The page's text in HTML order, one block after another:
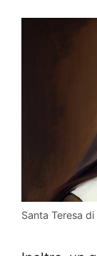
Santa Teresa